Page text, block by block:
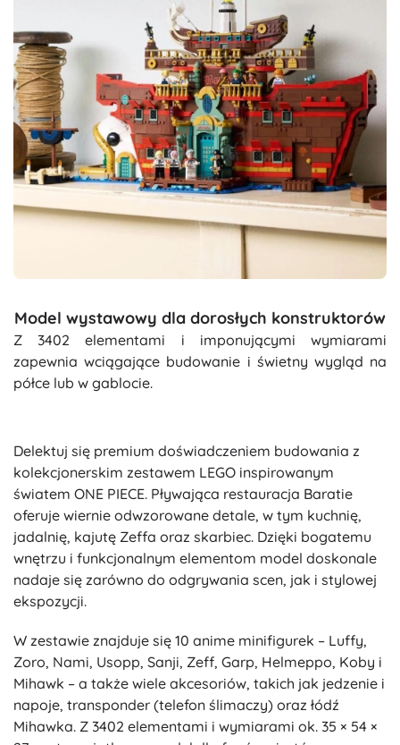
Model wystawowy dla dorosłych konstruktorów
Z 3402 elementami i imponującymi wymiarami
zapewnia wciągające budowanie i świetny wygląd na
półce lub w gablocie.
Delektuj się premium doświadczeniem budowania z
kolekcjonerskim zestawem LEGO inspirowanym
światem ONE PIECE. Pływająca restauracja Baratie
oferuje wiernie odwzorowane detale, w tym kuchnię,
jadalnię, kajutę Zeffa oraz skarbiec. Dzięki bogatemu
wnętrzu i funkcjonalnym elementom model doskonale
nadaje się zarówno do odgrywania scen, jak i stylowej
ekspozycji.
W zestawie znajduje się 10 anime minifigurek – Luffy,
Zoro, Nami, Usopp, Sanji, Zeff, Garp, Helmeppo, Koby i
Mihawk – a także wiele akcesoriów, takich jak jedzenie i
napoje, transponder (telefon ślimaczy) oraz łódź
Mihawka. Z 3402 elementami i wymiarami ok. 35 × 54 ×